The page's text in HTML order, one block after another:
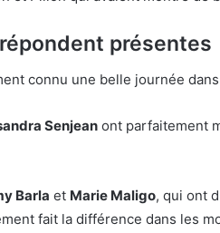
présentes
connu une belle journée
Senjean ont parfaitement
Barla et Marie Maligo, qui ont
fait la différence dans les